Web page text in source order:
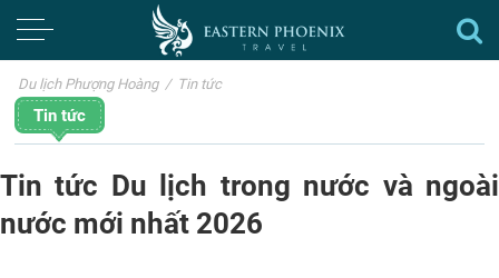
Du lịch Phượng Hoàng / Tin tức
Tin tức
Tin tức Du lịch trong nước và ngoài
nước mới nhất 2026